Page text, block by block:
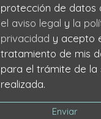
el aviso legal y la
privacidad y acepto
tratamiento de mis
para el trámite de la
realizada.
Enviar